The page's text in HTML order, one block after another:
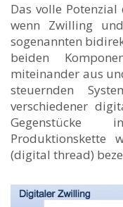
Das volle
wenn Zwilling
sogenannten
beiden
miteinander aus
steuernden
verschiedener
Gegenstücke
Produktionskette
(digital thread)